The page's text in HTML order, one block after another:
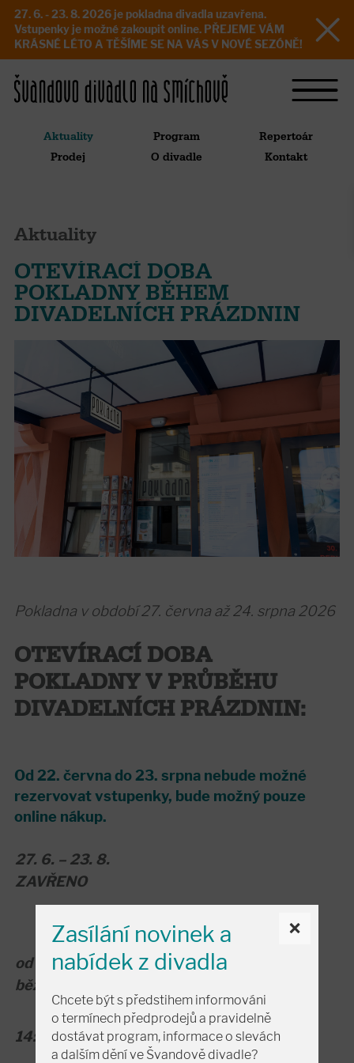
27. 6. - 23. 8. 2026 je pokladna divadla uzavřena.
Vstupenky je možné zakoupit online. PŘEJEME VÁM
KRÁSNÉ LÉTO A TĚŠÍME SE NA VÁS V NOVÉ SEZÓNĚ!
Aktuality Program
Repertoár
Prodej
O divadle Kontakt
Aktuality
OTEVÍRACÍ DOBA
POKLADNY BĚHEM
DIVADELNÍCH PRÁZDNIN
Pokladna v období 27. června až 24. srpna 2026
OTEVÍRACÍ DOBA
POKLADNY V PRŮBĚHU
DIVADELNÍCH PRÁZDNIN:
Od 22. června do 23. srpna nebude možné
rezervovat vstupenky, bude možný pouze
online nákup.
27. 6. – 23. 8.
ZAVŘENO
od 24. 8.
běžná (NOVÁ) otevírací doba
14:00-19:00
×
Zasílání novinek a
nabídek z divadla
Chcete být s předstihem informováni
o termínech předprodejů a pravidelně
dostávat program, informace o slevách
a dalším dění ve Švandově divadle?